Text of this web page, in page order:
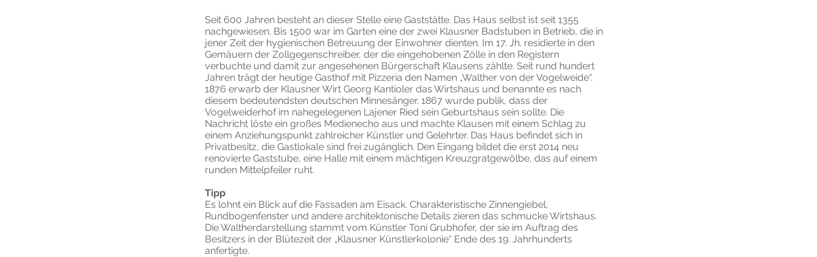
Seit 600 Jahren besteht an dieser Stelle eine Gaststätte. Das Haus selbst ist seit 1355
nachgewiesen. Bis 1500 war im Garten eine der zwei Klausner Badstuben in Betrieb, die in
jener Zeit der hygienischen Betreuung der Einwohner dienten. Im 17. Jh. residierte in den
Gemäuern der Zollgegenschreiber, der die eingehobenen Zölle in den Registern
verbuchte und damit zur angesehenen Bürgerschaft Klausens zählte. Seit rund hundert
Jahren trägt der heutige Gasthof mit Pizzeria den Namen „Walther von der Vogelweide“.
1876 erwarb der Klausner Wirt Georg Kantioler das Wirtshaus und benannte es nach
diesem bedeutendsten deutschen Minnesänger. 1867 wurde publik, dass der
Vogelweiderhof im nahegelegenen Lajener Ried sein Geburtshaus sein sollte. Die
Nachricht löste ein großes Medienecho aus und machte Klausen mit einem Schlag zu
einem Anziehungspunkt zahlreicher Künstler und Gelehrter. Das Haus befindet sich in
Privatbesitz, die Gastlokale sind frei zugänglich. Den Eingang bildet die erst 2014 neu
renovierte Gaststube, eine Halle mit einem mächtigen Kreuzgratgewölbe, das auf einem
runden Mittelpfeiler ruht.
Tipp
Es lohnt ein Blick auf die Fassaden am Eisack. Charakteristische Zinnengiebel,
Rundbogenfenster und andere architektonische Details zieren das schmucke Wirtshaus.
Die Waltherdarstellung stammt vom Künstler Toni Grubhofer, der sie im Auftrag des
Besitzers in der Blütezeit der „Klausner Künstlerkolonie“ Ende des 19. Jahrhunderts
anfertigte.